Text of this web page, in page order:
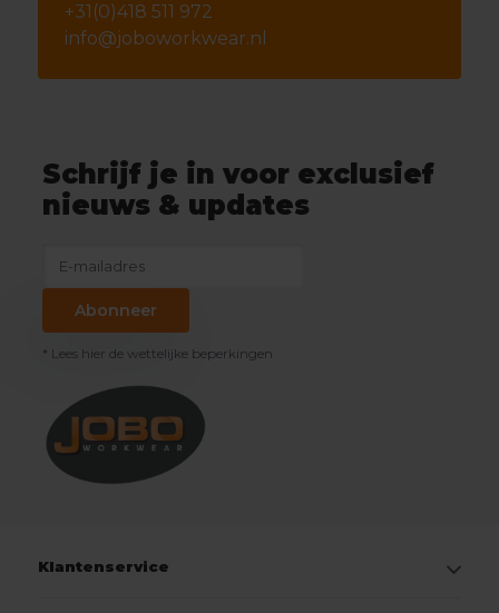
+31(0)418 511 972
info@joboworkwear.nl
Schrijf je in voor exclusief
nieuws & updates
Abonneer
* Lees hier de wettelijke beperkingen
Klantenservice